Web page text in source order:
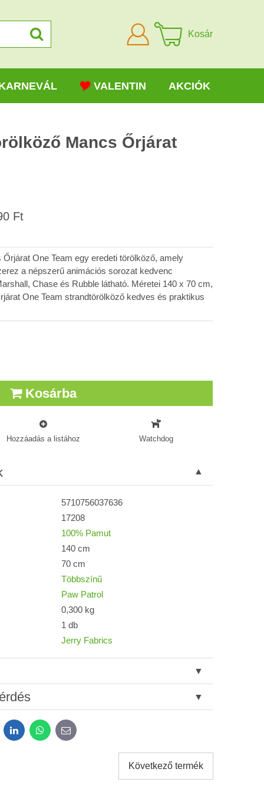
Bejelentkezni
Kosár
VALENTIN AKCIÓK
Mancs Őrjárat
FtÁfá
val
One Team egy eredeti törölköző, amely
a népszerű animációs sorozat kedvenc
Chase és Rubble látható. Méretei 140 x 70 cm,
One Team strandtörölköző kedves és praktikus
Kosárba
Hozzáadás a listához Watchdog
5710756037636
17208
100% Pamut
140 cm
70 cm
Többszínű
Paw Patrol
0,300 kg
1 db
Jerry Fabrics
LinkedInWhatsApp
E-
mail
Következő termék